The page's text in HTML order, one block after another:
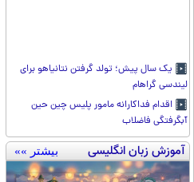
یک سال پیش؛ تولد گرفتن نتانیاهو برای
لیندسی گراهام
اقدام فداکارانه مامور پلیس چین حین
آبگرفتگی فاضلاب
آموزش زبان انگلیسی بیشتر »»